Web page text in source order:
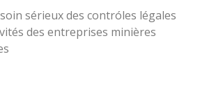
sérieux des contróles légales
des entreprises minières